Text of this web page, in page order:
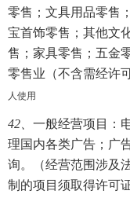
零售；文具用品零售
宝首饰零售；其他文
售；家具零售；五金
零售业（不含需经许
人使用
42、 一般经营项目：
理国内各类广告；广
询。（经营范围涉及
制的项目须取得许可